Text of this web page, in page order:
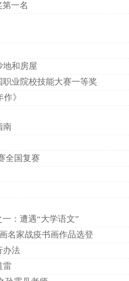
一名
和房屋
业院校技能大赛一等奖
》
南
全国复赛
：遭遇“大学语文”
名家战疫书画作品选登
办法
雷